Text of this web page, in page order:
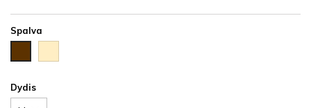
Spalva
(spalva
pilkšvos
Dydis